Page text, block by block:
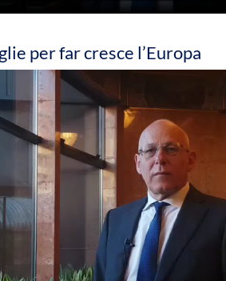
per far cresce l’Europa